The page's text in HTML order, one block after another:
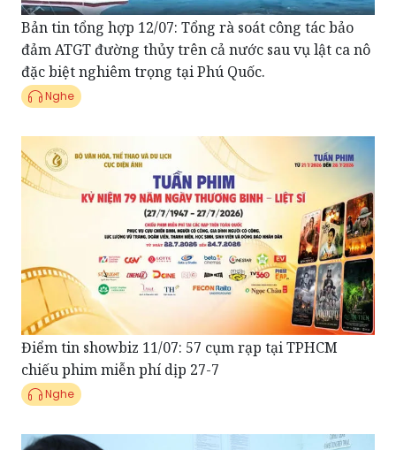
Bản tin tổng hợp 12/07: Tổng rà soát công tác bảo
đảm ATGT đường thủy trên cả nước sau vụ lật ca nô
đặc biệt nghiêm trọng tại Phú Quốc.
Nghe
Điểm tin showbiz 11/07: 57 cụm rạp tại TPHCM
chiếu phim miễn phí dịp 27-7
Nghe